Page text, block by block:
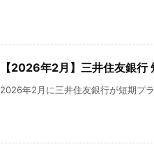
【2026年2月】三井住友銀
2026年2月に三井住友銀行が短期プ